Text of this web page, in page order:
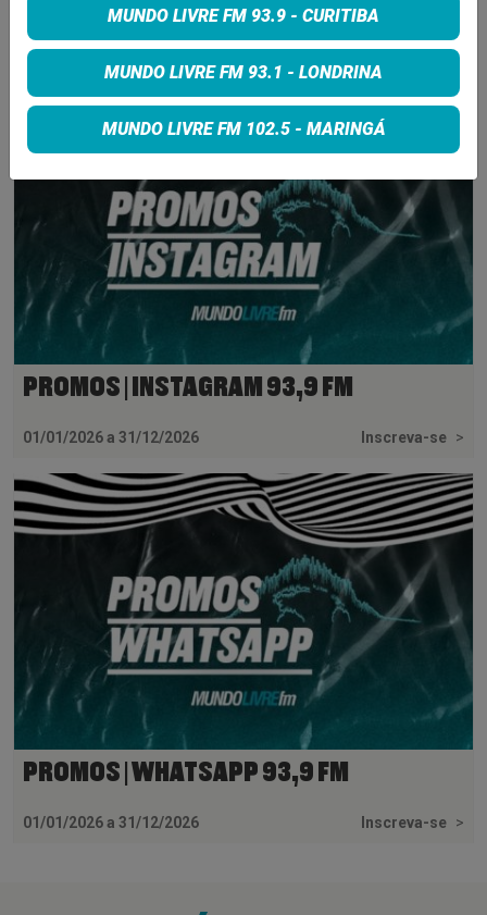
INSCREVA-SE
PROMOS | INSTAGRAM 93,9 FM
01/01/2026 a 31/12/2026 Inscreva-se >
PROMOS | WHATSAPP 93,9 FM
01/01/2026 a 31/12/2026 Inscreva-se >
MUNDO LIVRE FM 93.9 - CURITIBA
MUNDO LIVRE FM 93.1 - LONDRINA
MUNDO LIVRE FM 102.5 - MARINGÁ